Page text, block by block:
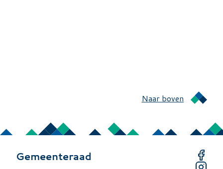
Naar boven
Gemeenteraad